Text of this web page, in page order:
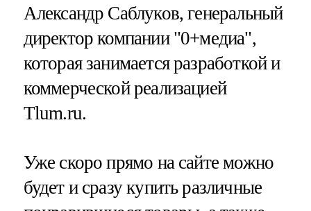
Александр Саблуков, генеральный
директор компании "0+медиа",
которая занимается разработкой и
коммерческой реализацией
Tlum.ru.
Уже скоро прямо на сайте можно
будет и сразу купить различные